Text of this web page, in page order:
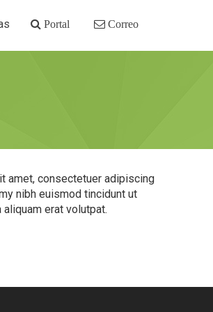
Portal Correo
amet, consectetuer adipiscing
nibh euismod tincidunt ut
erat volutpat.